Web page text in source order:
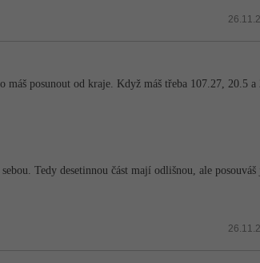
máš posunout od kraje. Když máš třeba 107.27, 20.5 a
Tedy desetinnou část mají odlišnou, ale posouváš